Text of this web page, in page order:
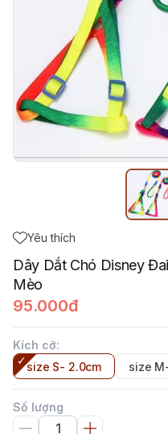
Yêu thích
Dây Dắt Chó Disney
Mèo
95.000đ
Kích cỡ:
size S- 2.0cm
size
Số lượng